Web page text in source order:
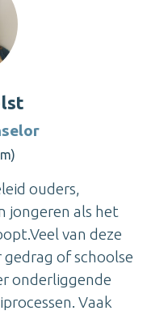
ouders,
jongeren als het
van deze
of schoolse
onderliggende
Vaak